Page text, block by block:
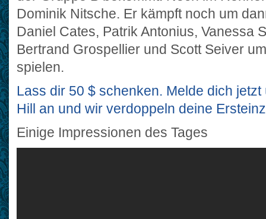
Dominik Nitsche. Er kämpft noch um
Daniel Cates, Patrik Antonius, Vanessa
Bertrand Grospellier und Scott Seiver
spielen.
Lass dir 50 $ schenken. Melde dich
Hill an und wir verdoppeln deine
Einige Impressionen des Tages